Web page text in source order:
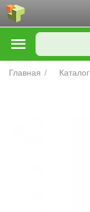
Главная / Каталог